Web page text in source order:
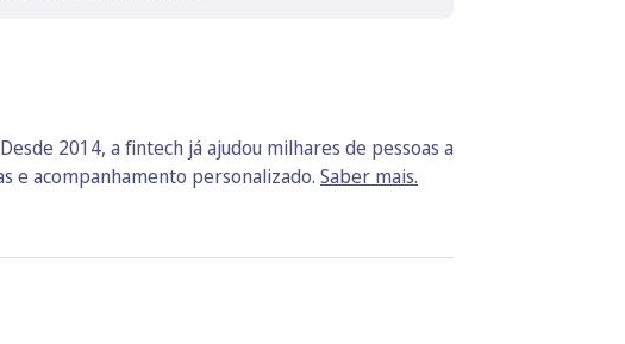
2014, a fintech já ajudou milhares de pessoas a
e acompanhamento personalizado. Saber mais.